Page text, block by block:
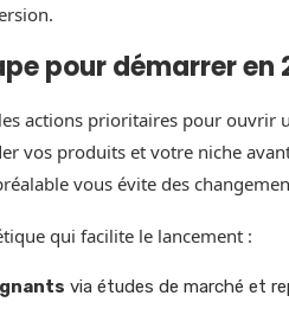
pour démarrer en
actions prioritaires pour ouvrir
vos produits et votre niche
vous évite des
qui facilite le lancement :
via études de marché et